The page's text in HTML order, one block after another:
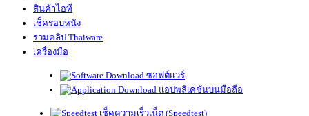
สินค้าไอที
เช็ครอบหนัง
รวมคลิป Thaiware
เครื่องมือ
ซอฟต์แวร์
แอปพลิเคชันบนมือถือ
เช็คความเร็วเน็ต (Speedtest)